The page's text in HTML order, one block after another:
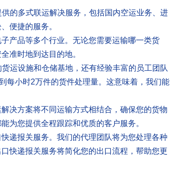
的多式联运解决服务，包括国内空运业务、进
便捷的服务。
产品等多个行业。无论您需要运输哪一类货
准时地到达目的地。
运设施和仓储基地，还有经验丰富的员工团队
每小时2万件的货件处理量。这意味着，我们能
决方案将不同运输方式相结合，确保您的货物
为您提供全程跟踪和优质的客户服务。
递报关服务。我们的代理团队将为您处理各种
快递报关服务将简化您的出口流程，帮助您更